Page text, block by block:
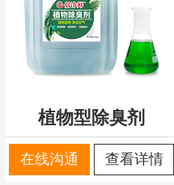
植物型除臭剂
在线沟通 查看详情